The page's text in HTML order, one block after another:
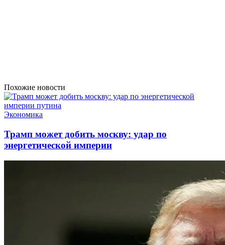
Похожие новости
Экономика
Трамп может добить москву: удар по
энергетической империи